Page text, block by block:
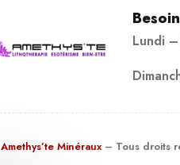
Lundi
Amethys’te Minéraux – Tous droits